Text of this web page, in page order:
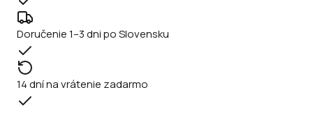
Doručenie 1–3 dni po Slovensku
14 dní na vrátenie zadarmo